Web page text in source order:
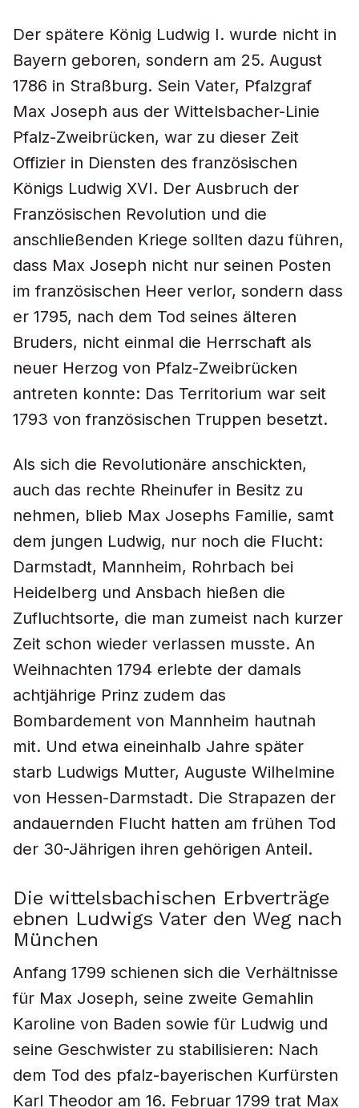
Der spätere König Ludwig I. wurde nicht in
Bayern geboren, sondern am 25. August
1786 in Straßburg. Sein Vater, Pfalzgraf
Max Joseph aus der Wittelsbacher-Linie
Pfalz-Zweibrücken, war zu dieser Zeit
Offizier in Diensten des französischen
Königs Ludwig XVI. Der Ausbruch der
Französischen Revolution und die
anschließenden Kriege sollten dazu führen,
dass Max Joseph nicht nur seinen Posten
im französischen Heer verlor, sondern dass
er 1795, nach dem Tod seines älteren
Bruders, nicht einmal die Herrschaft als
neuer Herzog von Pfalz-Zweibrücken
antreten konnte: Das Territorium war seit
1793 von französischen Truppen besetzt.
Als sich die Revolutionäre anschickten,
auch das rechte Rheinufer in Besitz zu
nehmen, blieb Max Josephs Familie, samt
dem jungen Ludwig, nur noch die Flucht:
Darmstadt, Mannheim, Rohrbach bei
Heidelberg und Ansbach hießen die
Zufluchtsorte, die man zumeist nach kurzer
Zeit schon wieder verlassen musste. An
Weihnachten 1794 erlebte der damals
achtjährige Prinz zudem das
Bombardement von Mannheim hautnah
mit. Und etwa eineinhalb Jahre später
starb Ludwigs Mutter, Auguste Wilhelmine
von Hessen-Darmstadt. Die Strapazen der
andauernden Flucht hatten am frühen Tod
der 30-Jährigen ihren gehörigen Anteil.
Die wittelsbachischen Erbverträge
ebnen Ludwigs Vater den Weg nach
München
Anfang 1799 schienen sich die Verhältnisse
für Max Joseph, seine zweite Gemahlin
Karoline von Baden sowie für Ludwig und
seine Geschwister zu stabilisieren: Nach
dem Tod des pfalz-bayerischen Kurfürsten
Karl Theodor am 16. Februar 1799 trat Max